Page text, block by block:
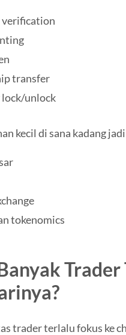
transfer
unlock
kecil di sana kadang
tokenomics
trader terlalu fokus ke